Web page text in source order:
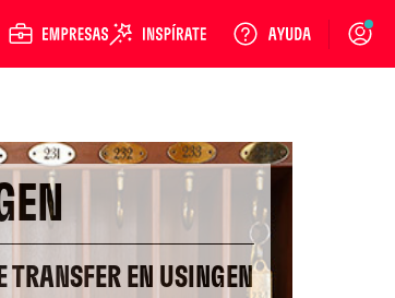
Login
TRANSFER EN USINGEN